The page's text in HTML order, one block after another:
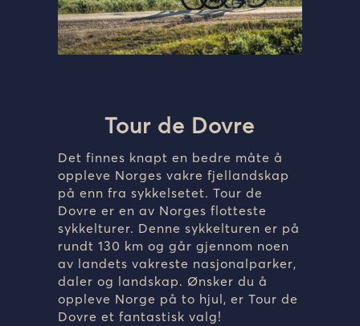
Tour de Dovre
Det finnes knapt en bedre måte å
oppleve Norges vakre fjellandskap
på enn fra sykkelsetet. Tour de
Dovre er en av Norges flotteste
sykkelturer. Denne sykkelturen er på
rundt 130 km og går gjennom noen
av landets vakreste nasjonalparker,
daler og landskap. Ønsker du å
oppleve Norge på to hjul, er Tour de
Dovre et fantastisk valg!